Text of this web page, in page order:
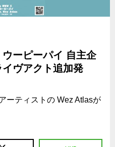
ーピーパイ ⾃主企
ヴアクト追加発
ーティストの Wez Atlasが